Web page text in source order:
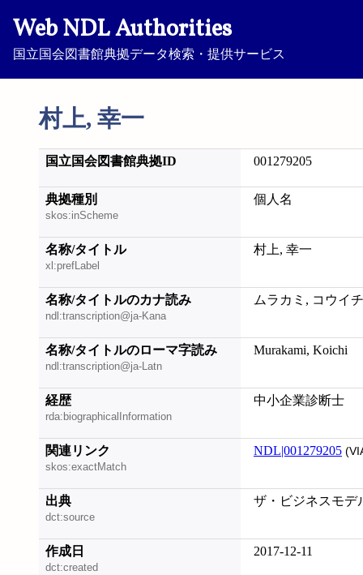
Web NDL Authorities
国立国会図書館典拠データ検索・提供サービス
村上, 幸一
国立国会図書館典拠ID 001279205
典拠種別
skos:inScheme
個人名
名称/タイトル
xl:prefLabel
村上, 幸一
名称/タイトルのカナ読み
ndl:transcription@ja-Kana
ムラカミ, コウイチ
名称/タイトルのローマ字読み
ndl:transcription@ja-Latn
Murakami, Koichi
経歴
rda:biographicalInformation
中小企業診断士
関連リンク
skos:exactMatch
NDL|001279205
出典
dct:source
ザ・ビジネスモデ
作成日
dct:created
2017-12-11